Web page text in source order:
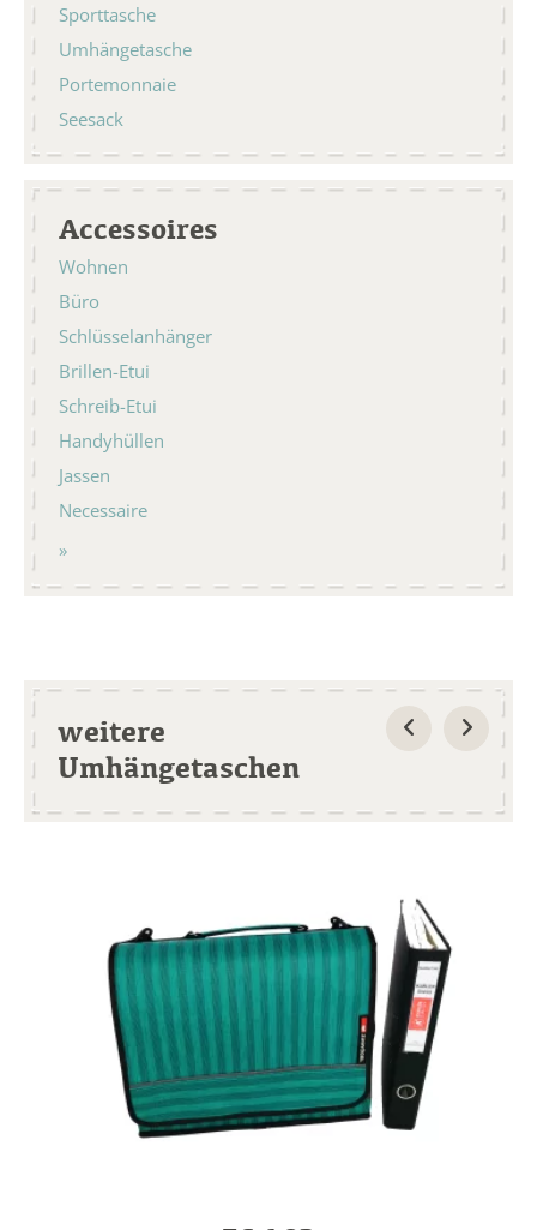
Sporttasche
Umhängetasche
Portemonnaie
Seesack
Accessoires
Wohnen
Büro
Schlüsselanhänger
Brillen-Etui
Schreib-Etui
Handyhüllen
Jassen
Necessaire
weitere
Umhängetaschen